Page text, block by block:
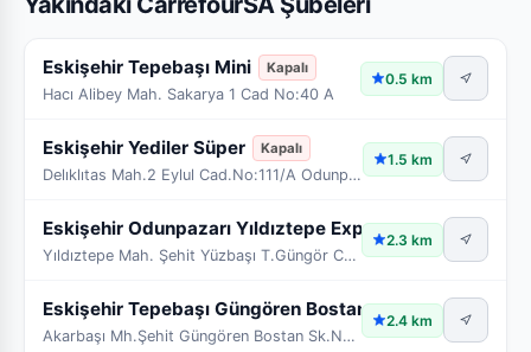
Eskişehir Tepebaşı Mini Kapalı
Hacı Alibey Mah. Sakarya 1 Cad No:40 A
0.5 km
Eskişehir Yediler Süper Kapalı
Delıklıtas Mah.2 Eylul Cad.No:111/A Odunpazarı/Esk
1.5 km
Eskişehir Odunpazarı Yıldıztepe Express Kapalı
Yıldıztepe Mah. Şehit Yüzbaşı T.Güngör Cad. No:68/A
2.3 km
Eskişehir Tepebaşı Güngören Bostan Sk Mi Kapalı
Akarbaşı Mh.Şehit Güngören Bostan Sk.No:13/A Odunp
2.4 km